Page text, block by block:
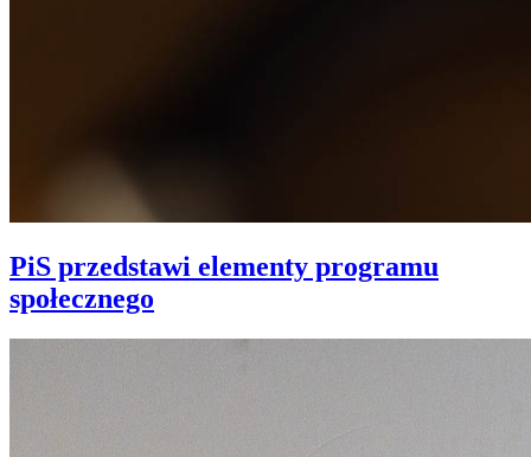
PiS przedstawi elementy programu
społecznego